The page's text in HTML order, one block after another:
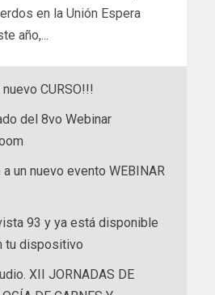
en la Unión Espera
año,...
CURSO!!!
del 8vo Webinar
un nuevo evento WEBINAR
93 y ya está disponible
tu dispositivo
XII JORNADAS DE